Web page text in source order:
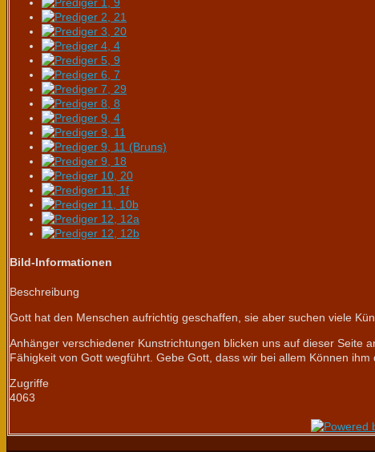
Bild-Informationen
Beschreibung
Gott hat den Menschen aufrichtig geschaffen, sie aber suchen viele
Anhänger verschiedener Kunstrichtungen blicken uns auf dieser Seite
Fähigkeit von Gott wegführt. Gebe Gott, dass wir bei allem Können
Zugriffe
4063